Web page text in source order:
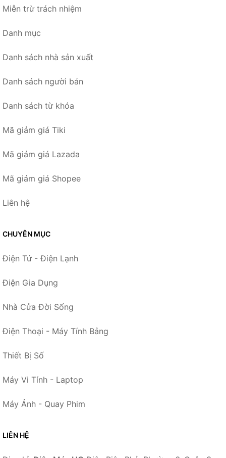
Miễn trừ trách nhiệm
Danh mục
Danh sách nhà sản xuất
Danh sách người bán
Danh sách từ khóa
Mã giảm giá Tiki
Mã giảm giá Lazada
Mã giảm giá Shopee
Liên hệ
CHUYÊN MỤC
Điện Tử - Điện Lạnh
Điện Gia Dụng
Nhà Cửa Đời Sống
Điện Thoại - Máy Tính Bảng
Thiết Bị Số
Máy Vi Tính - Laptop
Máy Ảnh - Quay Phim
LIÊN HỆ